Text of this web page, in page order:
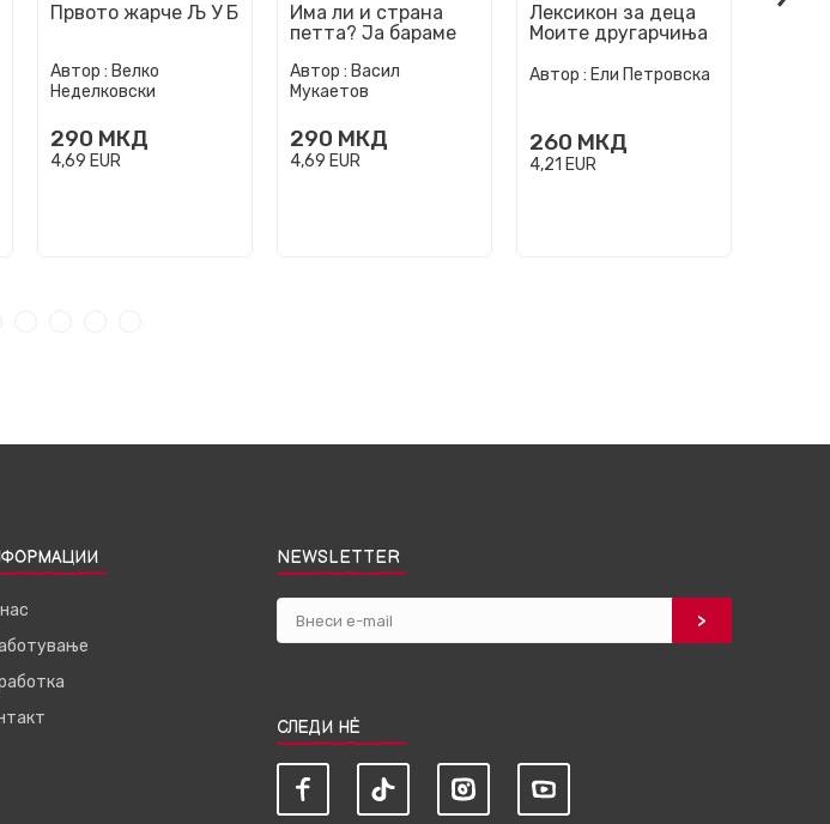
Првото жарче Љ У Б
Автор : Велко
Неделковски
290 МКД
4,69 EUR
Има ли и страна
петта? Ја бараме
Автор : Васил
Мукаетов
290 МКД
4,69 EUR
Лексикон за деца
Моите другарчиња
Автор : Ели Петровска
260 МКД
4,21 EUR
Ниту
NEWSLETTER
СЛЕДИ НЀ